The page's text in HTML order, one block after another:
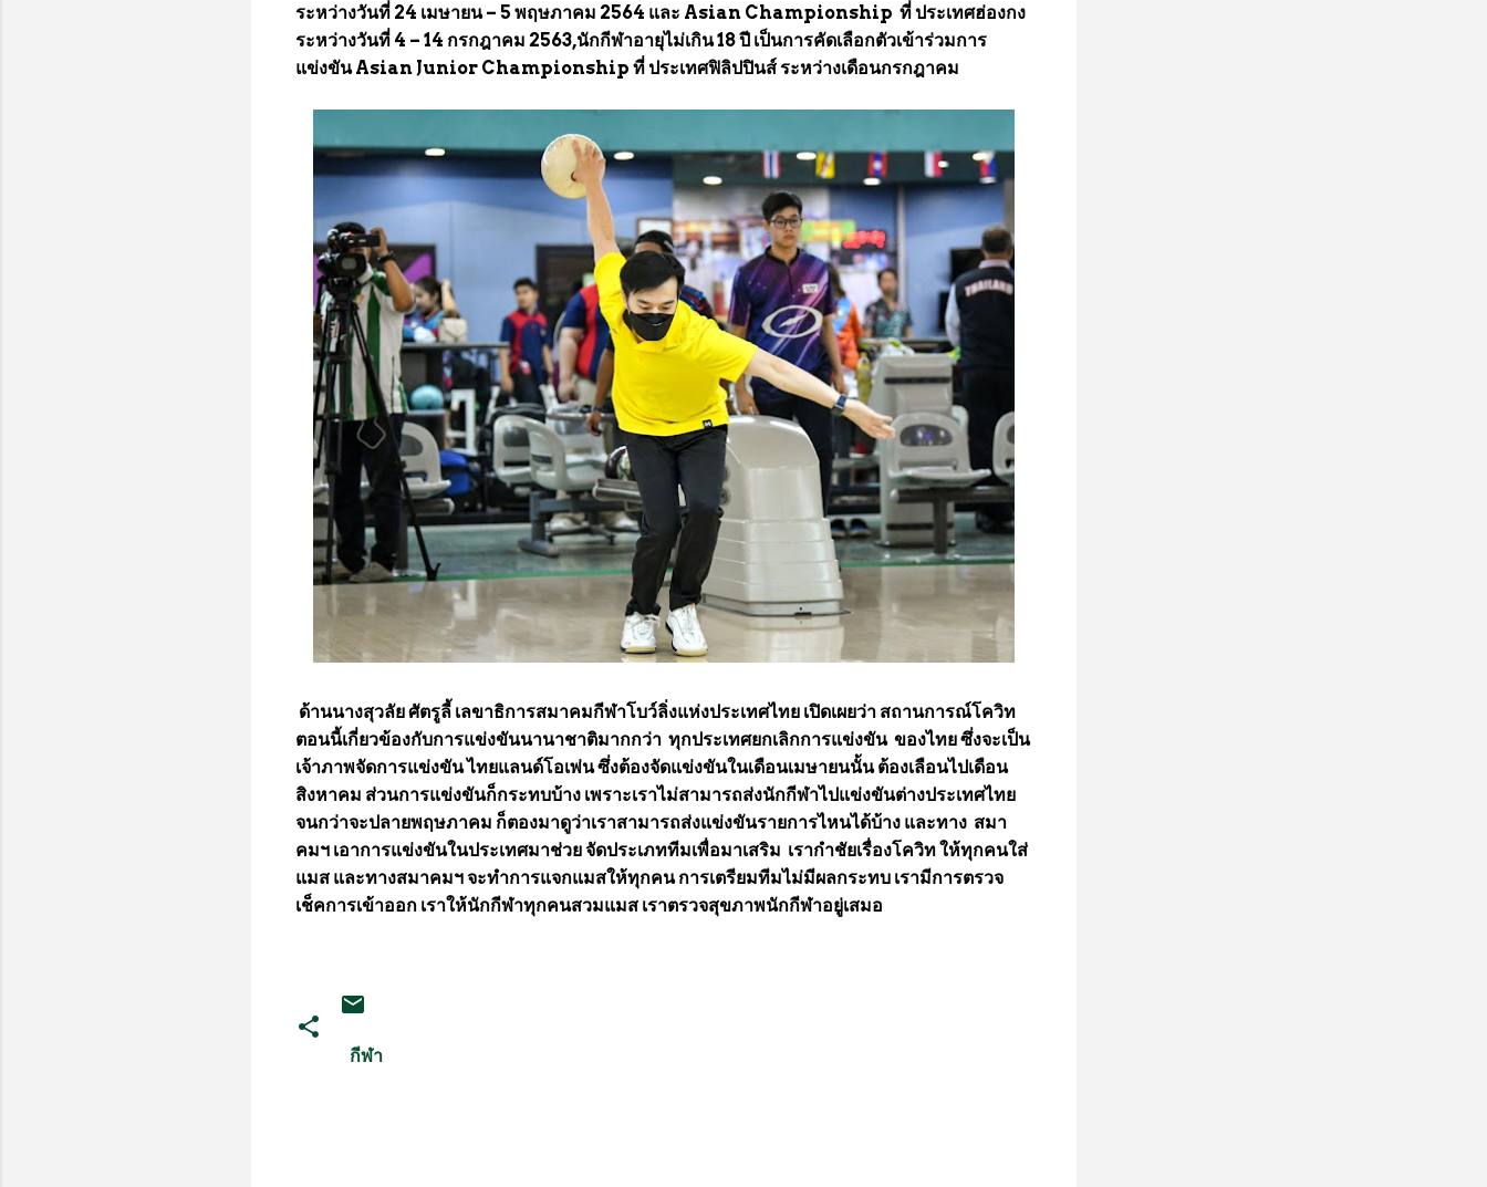
ระหว่างวันที่ 24 เมษายน – 5 พฤษภาคม 2564 และ Asian Championship ที่ ประเทศฮ่องกง
ระหว่างวันที่ 4 – 14 กรกฎาคม 2563,นักกีฬาอายุไม่เกิน 18 ปี เป็นการคัดเลือกตัวเข้าร่วมการ
แข่งขัน Asian Junior Championship ที่ ประเทศฟิลิปปินส์ ระหว่างเดือนกรกฎาคม
ด้านนางสุวลัย ศัตรูลี้ เลขาธิการสมาคมกีฬาโบว์ลิ่งแห่งประเทศไทย เปิดเผยว่า สถานการณ์โควิท
ตอนนี้เกี่ยวข้องกับการแข่งขันนานาชาติมากกว่า ทุกประเทศยกเลิกการแข่งขัน ของไทย ซึ่งจะเป็น
เจ้าภาพจัดการแข่งขัน ไทยแลนด์โอเพ่น ซึ่งต้องจัดแข่งขันในเดือนเมษายนนั้น ต้องเลือนไปเดือน
สิงหาคม ส่วนการแข่งขันก็กระทบบ้าง เพราะเราไม่สามารถส่งนักกีฬาไปแข่งขันต่างประเทศไทย
จนกว่าจะปลายพฤษภาคม ก็ตองมาดูว่าเราสามารถส่งแข่งขันรายการไหนได้บ้าง และทาง สมา
คมฯ เอาการแข่งขันในประเทศมาช่วย จัดประเภททีมเพื่อมาเสริม เรากำชัยเรื่องโควิท ให้ทุกคนใส่
แมส และทางสมาคมฯ จะทำการแจกแมสให้ทุกคน การเตรียมทีมไม่มีผลกระทบ เรามีการตรวจ
เช็คการเข้าออก เราให้นักกีฬาทุกคนสวมแมส เราตรวจสุขภาพนักกีฬาอยู่เสมอ
กีฬา